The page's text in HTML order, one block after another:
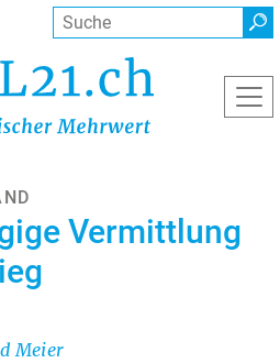
Suche
Vermittlung
Meier